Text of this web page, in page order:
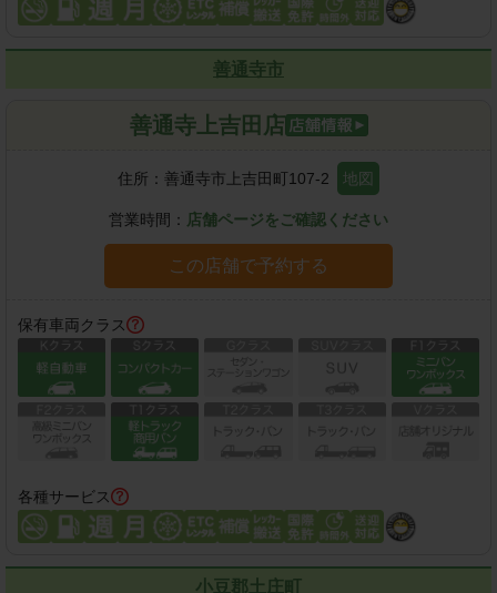
善通寺市
善通寺上吉田店
住所： 善通寺市上吉田町107-2 地図
営業時間： 店舗ページをご確認ください
この店舗で予約する
保有車両クラス
各種サービス
小豆郡土庄町